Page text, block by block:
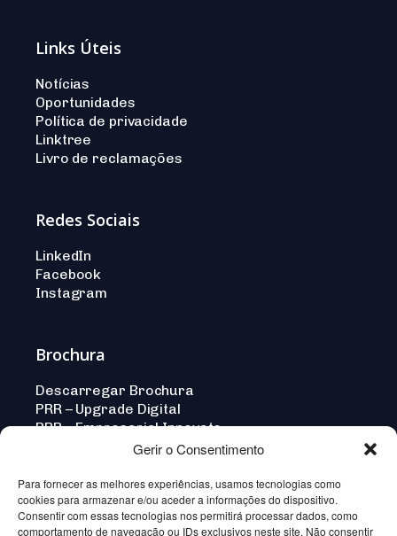
Gerir o Consentimento
Para fornecer as melhores experiências, usamos tecnologias como
cookies para armazenar e/ou aceder a informações do dispositivo.
Consentir com essas tecnologias nos permitirá processar dados, como
comportamento de navegação ou IDs exclusivos neste site. Não consentir
Links Úteis
Notícias
Oportunidades
Política de privacidade
Linktree
Livro de reclamações
Redes Sociais
LinkedIn
Facebook
Instagram
Brochura
Descarregar Brochura
PRR – Upgrade Digital
PRR – Empresarial Innovate
Norma-
Crafted by Wevolved